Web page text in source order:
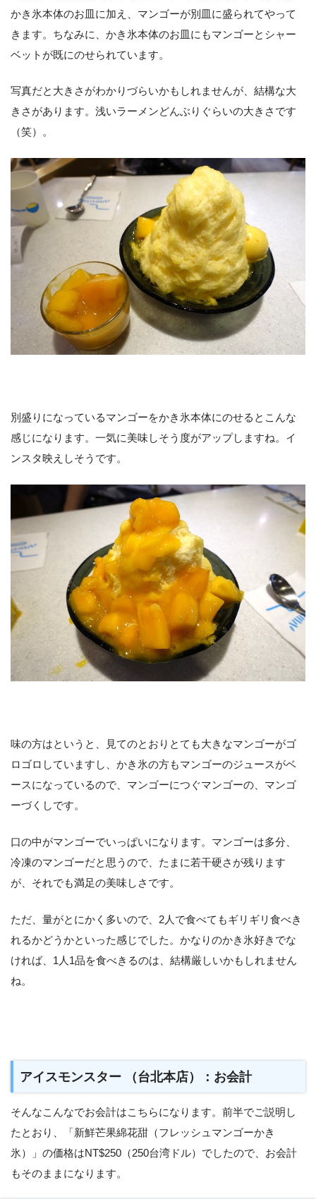
かき氷本体のお皿に加え、マンゴーが別皿に盛られてやって
きます。ちなみに、かき氷本体のお皿にもマンゴーとシャー
ベットが既にのせられています。
写真だと大きさがわかりづらいかもしれませんが、結構な大
きさがあります。浅いラーメンどんぶりぐらいの大きさです
（笑）。
別盛りになっているマンゴーをかき氷本体にのせるとこんな
感じになります。一気に美味しそう度がアップしますね。イ
ンスタ映えしそうです。
味の方はというと、見てのとおりとても大きなマンゴーがゴ
ロゴロしていますし、かき氷の方もマンゴーのジュースがベ
ースになっているので、マンゴーにつぐマンゴーの、マンゴ
ーづくしです。
口の中がマンゴーでいっぱいになります。マンゴーは多分、
冷凍のマンゴーだと思うので、たまに若干硬さが残ります
が、それでも満足の美味しさです。
ただ、量がとにかく多いので、2人で食べてもギリギリ食べき
れるかどうかといった感じでした。かなりのかき氷好きでな
ければ、1人1品を食べきるのは、結構厳しいかもしれません
ね。
アイスモンスター （台北本店）：お会計
そんなこんなでお会計はこちらになります。前半でご説明し
たとおり、「新鮮芒果綿花甜（フレッシュマンゴーかき
氷）」の価格はNT$250（250台湾ドル）でしたので、お会計
もそのままになります。